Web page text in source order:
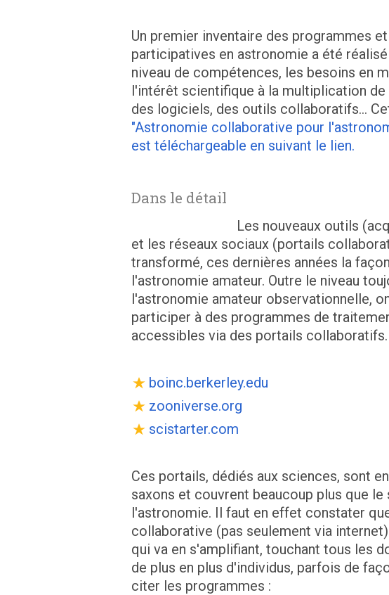
Un premier inventaire des programmes
participatives en astronomie a été
niveau de compétences, les besoins en
l'intérêt scientifique à la multiplication
des logiciels, des outils collaboratifs…
"Astronomie collaborative pour
est téléchargeable en suivant le lien.
Dans le détail
Les nouveaux outils
et les réseaux sociaux (portails
transformé, ces dernières années la
l'astronomie amateur. Outre le niveau
l'astronomie amateur observationnelle,
participer à des programmes de
accessibles via des portails collaboratifs.
boinc.berkerley.edu
zooniverse.org
scistarter.com
Ces portails, dédiés aux sciences, sont
saxons et couvrent beaucoup plus que le
l'astronomie. Il faut en effet constater
collaborative (pas seulement via
qui va en s'amplifiant, touchant tous les
de plus en plus d'individus, parfois de
citer les programmes :